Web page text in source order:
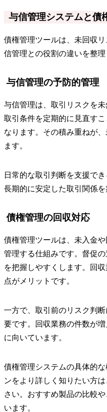
与信管理システムと債
債権管理ツールは、未回収
信管理との役割の違いを整理
与信管理の予防的管理
与信管理は、取引リスクを
取引条件を定期的に見直す
なります。その積み重ねが
ます。
日常的な取引判断を支援で
長期的に安定した取引関係
債権管理の回収対応
債権管理ツールは、未入金
管理する仕組みです。督促
を把握しやすくします。回
点がメリットです。
一方で、取引前のリスク判
要です。回収業務の件数が
に向いています。
債権管理システムの具体的
ンをより詳しく知りたい方
さい。おすすめ製品の比較
います。